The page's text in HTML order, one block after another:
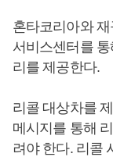
혼타코리아와
서비스센터를
리를 제공한다.
리콜 대상차를
메시지를 통해
려야 한다. 리콜